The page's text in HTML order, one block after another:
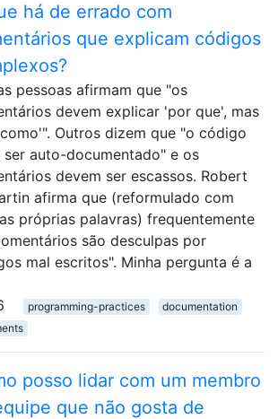
há de errado com
que explicam códigos
pessoas afirmam que "os
devem explicar 'por que', mas
Outros dizem que "o código
ser auto-documentado" e os
devem ser escassos. Robert
afirma que (reformulado com
próprias palavras) frequentemente
são desculpas por
mal escritos". Minha pergunta é a
programming-practices
documentation
posso lidar com um membro
que não gosta de